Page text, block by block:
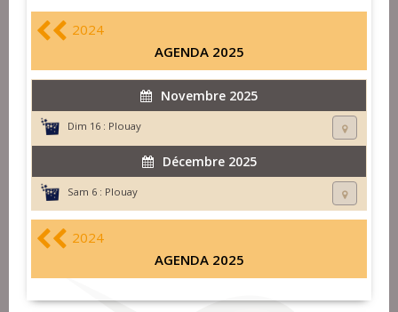
2024
AGENDA 2025
Novembre 2025
Dim 16 : Plouay
Décembre 2025
Sam 6 : Plouay
2024
AGENDA 2025